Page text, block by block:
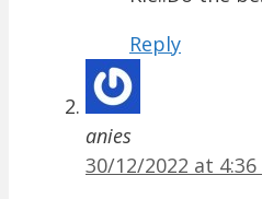
Reply
anies
30/12/2022 at